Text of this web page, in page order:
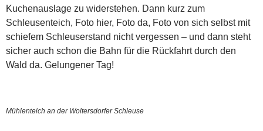
Kuchenauslage zu widerstehen. Dann kurz zum
Schleusenteich, Foto hier, Foto da, Foto von sich selbst mit
schiefem Schleuserstand nicht vergessen – und dann steht
sicher auch schon die Bahn für die Rückfahrt durch den
Wald da. Gelungener Tag!
Mühlenteich an der Woltersdorfer Schleuse